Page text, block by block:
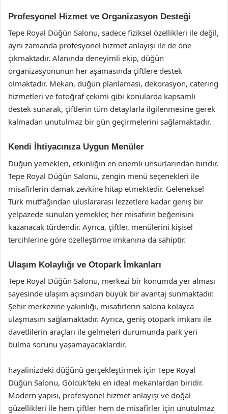
Profesyonel Hizmet ve Organizasyon Desteği
Tepe Royal Düğün Salonu, sadece fiziksel özellikleri ile değil,
aynı zamanda profesyonel hizmet anlayışı ile de öne
çıkmaktadır. Alanında deneyimli ekip, düğün
organizasyonunun her aşamasında çiftlere destek
olmaktadır. Mekan, düğün planlaması, dekorasyon, catering
hizmetleri ve fotoğraf çekimi gibi konularda kapsamlı
destek sunarak, çiftlerin tüm detaylarla ilgilenmesine gerek
kalmadan unutulmaz bir gün geçirmelerini sağlamaktadır.
Kendi İhtiyacınıza Uygun Menüler
Düğün yemekleri, etkinliğin en önemli unsurlarından biridir.
Tepe Royal Düğün Salonu, zengin menü seçenekleri ile
misafirlerin damak zevkine hitap etmektedir. Geleneksel
Türk mutfağından uluslararası lezzetlere kadar geniş bir
yelpazede sunulan yemekler, her misafirin beğenisini
kazanacak türdendir. Ayrıca, çiftler, menülerini kişisel
tercihlerine göre özelleştirme imkanına da sahiptir.
Ulaşım Kolaylığı ve Otopark İmkanları
Tepe Royal Düğün Salonu, merkezi bir konumda yer alması
sayesinde ulaşım açısından büyük bir avantaj sunmaktadır.
Şehir merkezine yakınlığı, misafirlerin salona kolayca
ulaşmasını sağlamaktadır. Ayrıca, geniş otopark imkanı ile
davetlilerin araçları ile gelmeleri durumunda park yeri
bulma sorunu yaşamayacaklardır.
hayalinizdeki düğünü gerçekleştirmek için Tepe Royal
Düğün Salonu, Gölcük’teki en ideal mekanlardan biridir.
Modern yapısı, profesyonel hizmet anlayışı ve doğal
güzellikleri ile hem çiftler hem de misafirler için unutulmaz